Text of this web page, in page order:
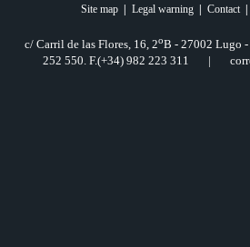
Site map Legal warning Contact
c/ Carril de las Flores, 16, 2oB - 27002 Lugo
252 550. F.(+34) 982 223 311 |